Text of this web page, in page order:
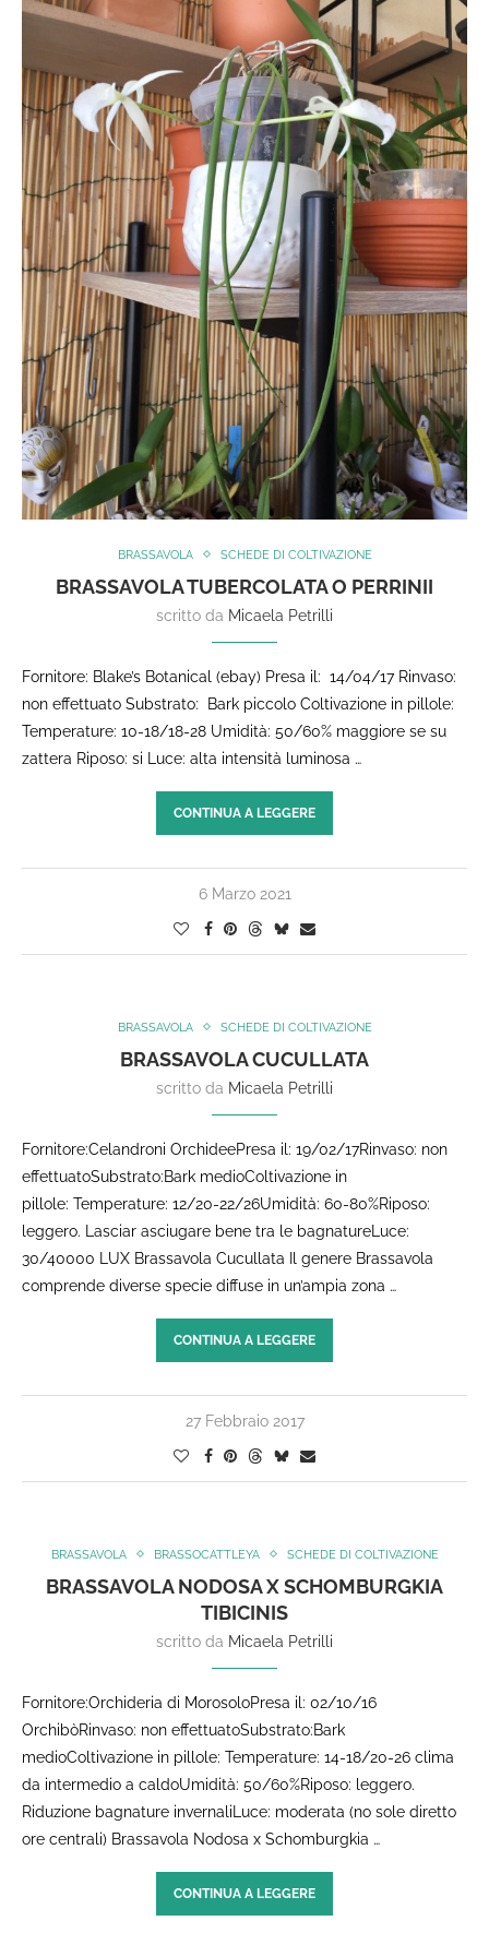
BRASSAVOLA SCHEDE DI COLTIVAZIONE
BRASSAVOLA TUBERCOLATA O PERRINII
scritto da Micaela Petrilli
Fornitore: Blake’s Botanical (ebay) Presa il: 14/04/17 Rinvaso:
non effettuato Substrato: Bark piccolo Coltivazione in pillole:
Temperature: 10-18/18-28 Umidità: 50/60% maggiore se su
zattera Riposo: si Luce: alta intensità luminosa …
CONTINUA A LEGGERE
6 Marzo 2021
BRASSAVOLA SCHEDE DI COLTIVAZIONE
BRASSAVOLA CUCULLATA
scritto da Micaela Petrilli
Fornitore:Celandroni OrchideePresa il: 19/02/17Rinvaso: non
effettuatoSubstrato:Bark medioColtivazione in
pillole: Temperature: 12/20-22/26Umidità: 60-80%Riposo:
leggero. Lasciar asciugare bene tra le bagnatureLuce:
30/40000 LUX Brassavola Cucullata Il genere Brassavola
comprende diverse specie diffuse in un’ampia zona …
CONTINUA A LEGGERE
27 Febbraio 2017
BRASSAVOLA BRASSOCATTLEYA SCHEDE DI COLTIVAZIONE
BRASSAVOLA NODOSA X SCHOMBURGKIA
TIBICINIS
scritto da Micaela Petrilli
Fornitore:Orchideria di MorosoloPresa il: 02/10/16
OrchibòRinvaso: non effettuatoSubstrato:Bark
medioColtivazione in pillole: Temperature: 14-18/20-26 clima
da intermedio a caldoUmidità: 50/60%Riposo: leggero.
Riduzione bagnature invernaliLuce: moderata (no sole diretto
ore centrali) Brassavola Nodosa x Schomburgkia …
CONTINUA A LEGGERE